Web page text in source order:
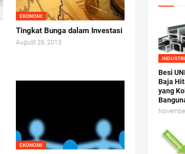
EKONOMI
Tingkat Bunga dalam Investasi
August 26, 2013
EKONOMI
Besi
Baja
yang